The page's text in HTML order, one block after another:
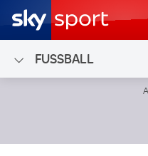
FUSSBALL